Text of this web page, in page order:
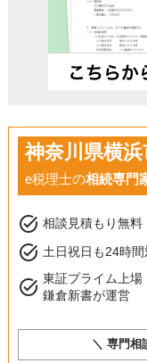
神奈川県横
e税理士の相続専門
task_alt 相談見積もり無料
task_alt 土日祝日も24時
task_alt 東証プライム上場
鎌倉新書が運営
＼ 専門相